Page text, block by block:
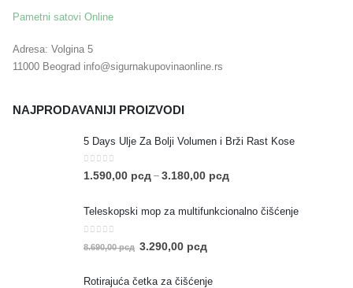
Pametni satovi Online
Adresa: Volgina 5
11000 Beograd info@sigurnakupovinaonline.rs
NAJPRODAVANIJI PROIZVODI
5 Days Ulje Za Bolji Volumen i Brži Rast Kose
0 out of 5
1.590,00 рсд – 3.180,00 рсд
Teleskopski mop za multifunkcionalno čišćenje
8.690,00рсд 3.290,00 рсд
Rotirajuća četka za čišćenje